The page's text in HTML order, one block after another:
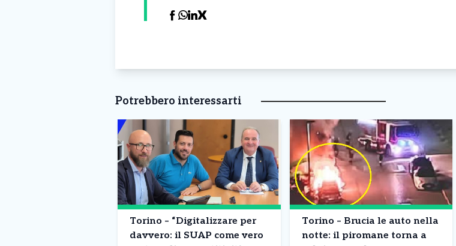
Potrebbero interessarti
Torino – “Digitalizzare per
davvero: il SUAP come vero
Torino – Brucia le auto nella
notte: il piromane torna a